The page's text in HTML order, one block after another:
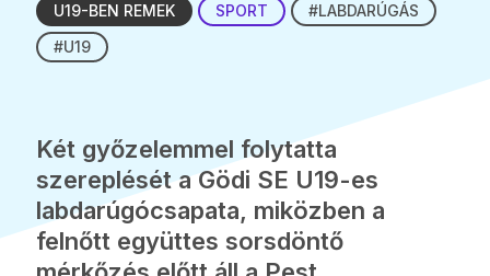
U19-BEN REMEK
SPORT
#LABDARÚGÁS
#U19
Két győzelemmel folytatta
szereplését a Gödi SE U19-es
labdarúgócsapata, miközben a
felnőtt együttes sorsdöntő